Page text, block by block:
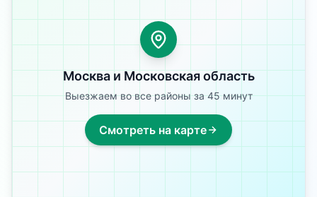
Москва и Московская область
Выезжаем во все районы за 45 минут
Смотреть на карте